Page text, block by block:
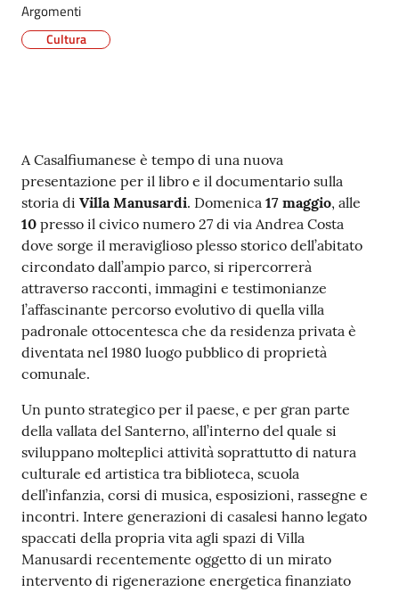
Argomenti
Cultura
Contenuto
A Casalfiumanese è tempo di una nuova
presentazione per il libro e il documentario sulla
storia di Villa Manusardi. Domenica 17 maggio, alle
10 presso il civico numero 27 di via Andrea Costa
dove sorge il meraviglioso plesso storico dell’abitato
circondato dall’ampio parco, si ripercorrerà
attraverso racconti, immagini e testimonianze
l’affascinante percorso evolutivo di quella villa
padronale ottocentesca che da residenza privata è
diventata nel 1980 luogo pubblico di proprietà
comunale.
Un punto strategico per il paese, e per gran parte
della vallata del Santerno, all’interno del quale si
sviluppano molteplici attività soprattutto di natura
culturale ed artistica tra biblioteca, scuola
dell’infanzia, corsi di musica, esposizioni, rassegne e
incontri. Intere generazioni di casalesi hanno legato
spaccati della propria vita agli spazi di Villa
Manusardi recentemente oggetto di un mirato
intervento di rigenerazione energetica finanziato